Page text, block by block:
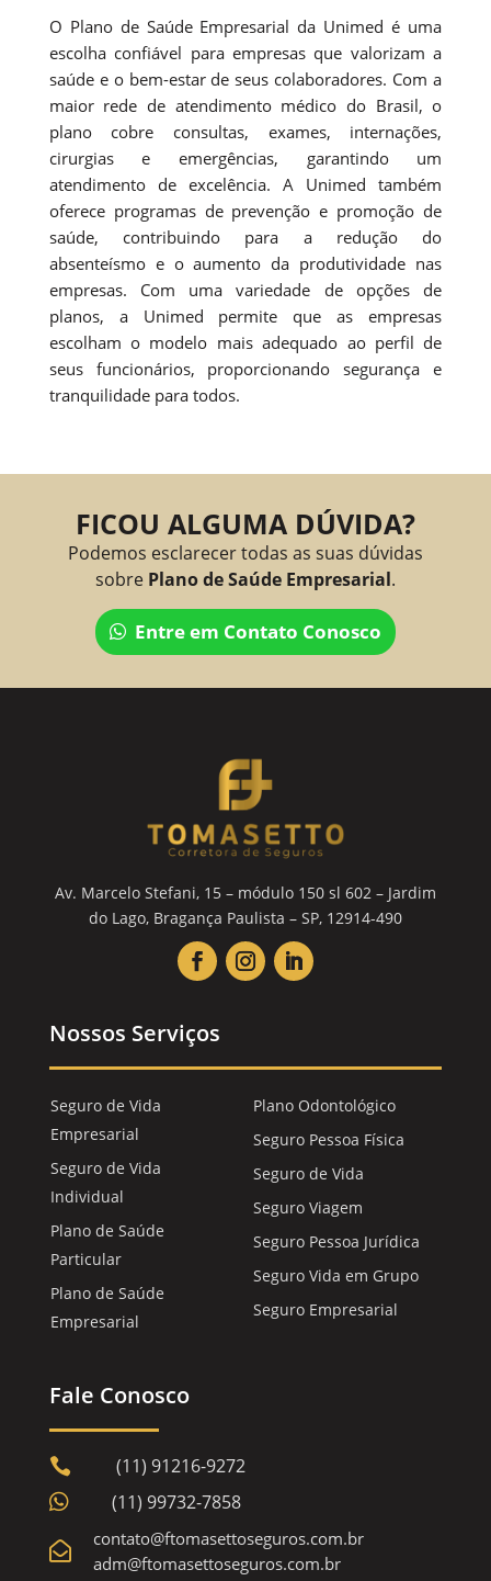
O Plano de Saúde Empresarial da Unimed é uma
escolha confiável para empresas que valorizam a
saúde e o bem-estar de seus colaboradores. Com a
maior rede de atendimento médico do Brasil, o
plano cobre consultas, exames, internações,
cirurgias e emergências, garantindo um
atendimento de excelência. A Unimed também
oferece programas de prevenção e promoção de
saúde, contribuindo para a redução do
absenteísmo e o aumento da produtividade nas
empresas. Com uma variedade de opções de
planos, a Unimed permite que as empresas
escolham o modelo mais adequado ao perfil de
seus funcionários, proporcionando segurança e
tranquilidade para todos.
FICOU ALGUMA DÚVIDA?
Podemos esclarecer todas as suas dúvidas
sobre Plano de Saúde Empresarial.
Entre em Contato Conosco
Av. Marcelo Stefani, 15 – módulo 150 sl 602 – Jardim
do Lago, Bragança Paulista – SP, 12914-490
Nossos Serviços
Seguro de Vida
Empresarial
Seguro de Vida
Individual
Plano de Saúde
Particular
Plano de Saúde
Empresarial
Plano Odontológico
Seguro Pessoa Física
Seguro de Vida
Seguro Viagem
Seguro Pessoa Jurídica
Seguro Vida em Grupo
Seguro Empresarial
Fale Conosco
 (11) 91216-9272
 (11) 99732-7858

contato@ftomasettoseguros.com.br
adm@ftomasettoseguros.com.br